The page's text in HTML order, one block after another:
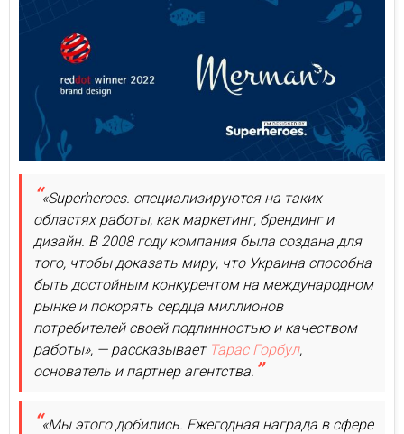
«Superheroes. специализируются на таких
областях работы, как маркетинг, брендинг и
дизайн. В 2008 году компания была создана для
того, чтобы доказать миру, что Украина способна
быть достойным конкурентом на международном
рынке и покорять сердца миллионов
потребителей своей подлинностью и качеством
работы», — рассказывает Тарас Горбул,
основатель и партнер агентства.
«Мы этого добились. Ежегодная награда в сфере